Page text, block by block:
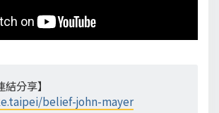
結分享】
belief-john-mayer